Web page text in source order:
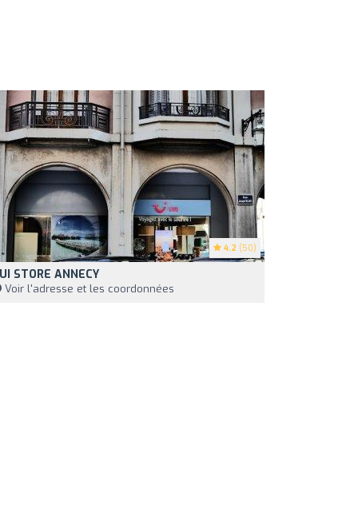
4.2 (50)
STORE ANNECY
Voir l'adresse et les coordonnées